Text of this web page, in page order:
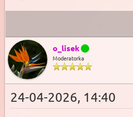
o_lisek
Moderatorka
24-04-2026, 14:40